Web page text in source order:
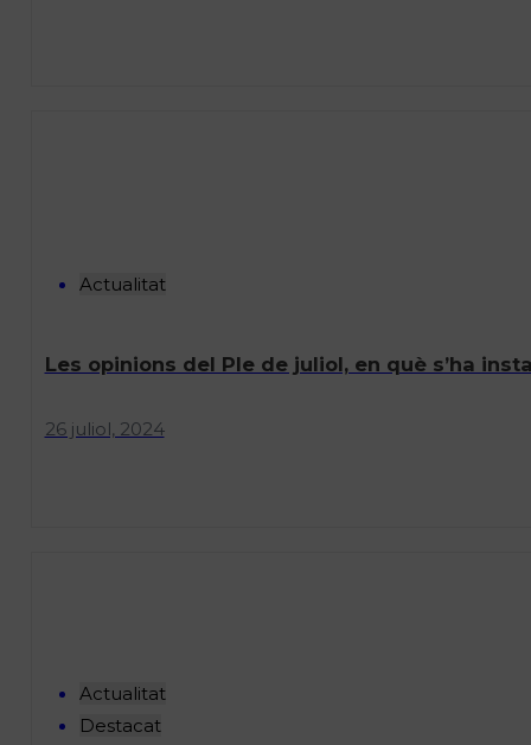
Actualitat
Les opinions del Ple de juliol, en què s’ha
26 juliol, 2024
Actualitat
Destacat